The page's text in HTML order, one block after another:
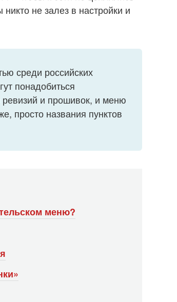
не залез в настройки и
среди российских
понадобиться
и прошивок, и меню
просто названия пунктов
меню?